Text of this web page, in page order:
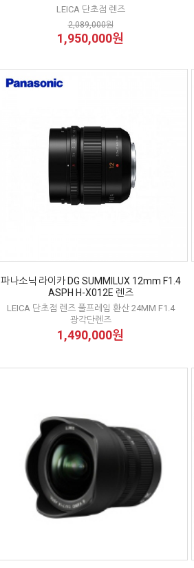
LEICA 단초점 렌즈
2,089,000원
1,950,000원
파나소닉 라이카 DG SUMMILUX 12mm F1.4
ASPH H-X012E 렌즈
LEICA 단초점 렌즈 풀프레임 환산 24MM F1.4
광각단렌즈
1,490,000원